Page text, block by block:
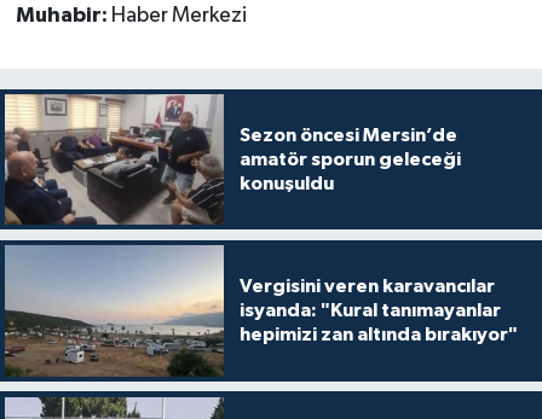
Muhabir: Haber Merkezi
Sezon öncesi Mersin’de
amatör sporun geleceği
konuşuldu
Vergisini veren karavancılar
isyanda: "Kural tanımayanlar
hepimizi zan altında bırakıyor"